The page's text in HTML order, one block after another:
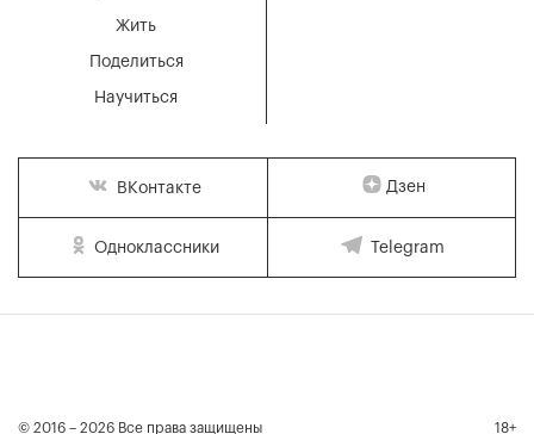
Жить
Поделиться
Научиться
ВКонтакте Дзен
Одноклассники Telegram
© 2016 – 2026 Все права защищены 18+